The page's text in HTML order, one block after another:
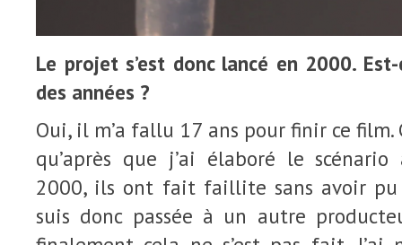
Le projet s’est donc lancé en 2000.
des années ?
Oui, il m’a fallu 17 ans pour finir ce film.
qu’après que j’ai élaboré le scénario
2000, ils ont fait faillite sans avoir pu
suis donc passée à un autre